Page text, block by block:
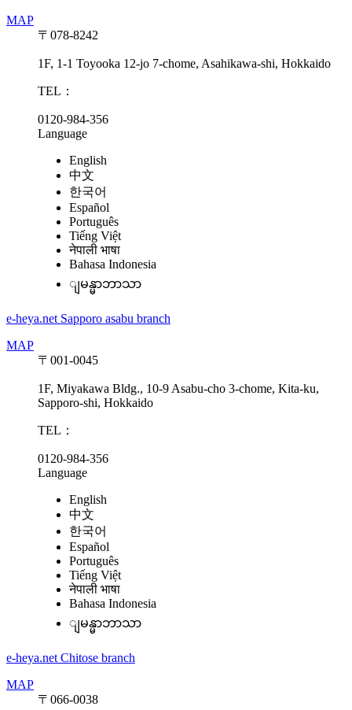
MAP
〒078-8242
1F, 1-1 Toyooka 12-jo 7-chome, Asahikawa-shi, Hokkaido
TEL：
0120-984-356
Language
English
中文
한국어
Español
Português
Tiếng Việt
नेपाली भाषा
Bahasa Indonesia
ျမန္မာဘာသာ
e-heya.net Sapporo asabu branch
MAP
〒001-0045
1F, Miyakawa Bldg., 10-9 Asabu-cho 3-chome, Kita-ku,
Sapporo-shi, Hokkaido
TEL：
0120-984-356
Language
English
中文
한국어
Español
Português
Tiếng Việt
नेपाली भाषा
Bahasa Indonesia
ျမန္မာဘာသာ
e-heya.net Chitose branch
MAP
〒066-0038